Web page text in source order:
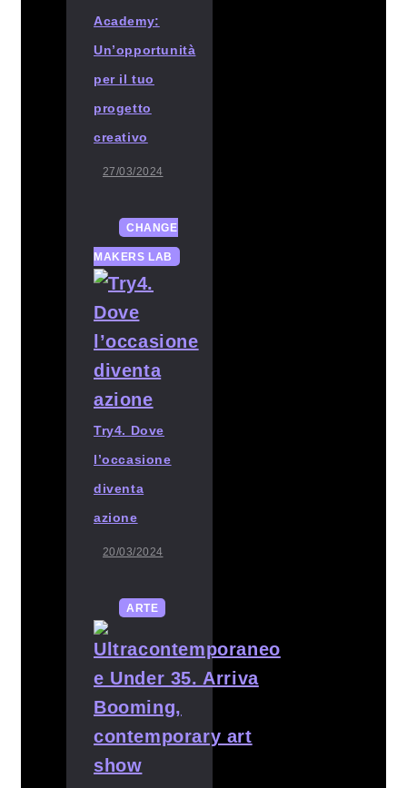
Academy:
Un’opportunità
per il tuo
progetto
creativo
27/03/2024
CHANGE
MAKERS LAB
Try4. Dove
l’occasione
diventa
azione
20/03/2024
ARTE